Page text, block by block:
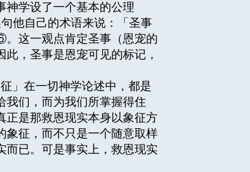
神学设了一个基本的公理
他自己的术语来说：「圣事
这一观点肯定圣事（恩宠的
，圣事是恩宠可见的标记，
」在一切神学论述中，都是
们，而为我们所掌握得住
正是那救恩现实本身以象征方
征，而不只是一个随意取样
而已。可是事实上，救恩现实